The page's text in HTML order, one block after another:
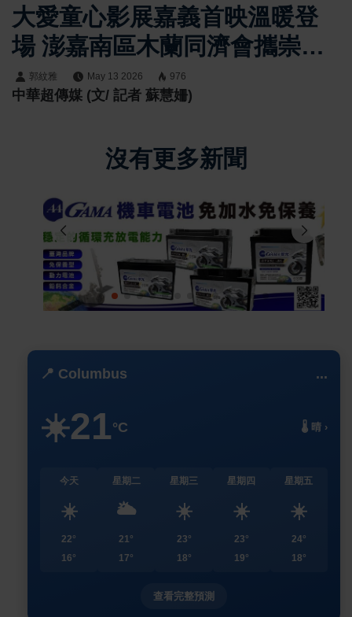
大愛童心影展嘉義首映溫暖登
場 澎嘉南區木蘭同濟會攜崇文
國小以《喵的詐騙集團》傳遞
誠信與勇氣
郭紋雅 May 13 2026 976
中華超傳媒 (文/ 記者 蘇慧姍)
沒有更多新聞
📍 Columbus ...
☀️21°C 🌡️ 晴 ›
今天
☀️
22°
16°
星期二
🌥️
21°
17°
星期三
☀️
23°
18°
星期四
☀️
23°
19°
星期五
☀️
24°
18°
查看完整預測